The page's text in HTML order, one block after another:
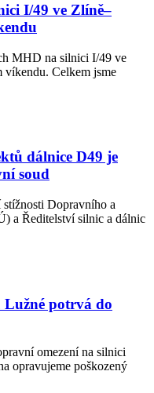
I/49 ve Zlíně–
MHD na silnici I/49 ve
víkendu. Celkem jsme
dálnice D49 je
soud
Dopravního a
a Ředitelství silnic a dálnic
Lužné potrvá do
omezení na silnici
opravujeme poškozený